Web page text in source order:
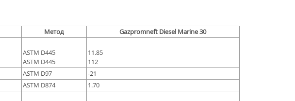
Метод
Gazpromneft Diesel Marine 30
ASTM D445
ASTM D445
11.85
112
ASTM D97
-21
ASTM D874
1.70